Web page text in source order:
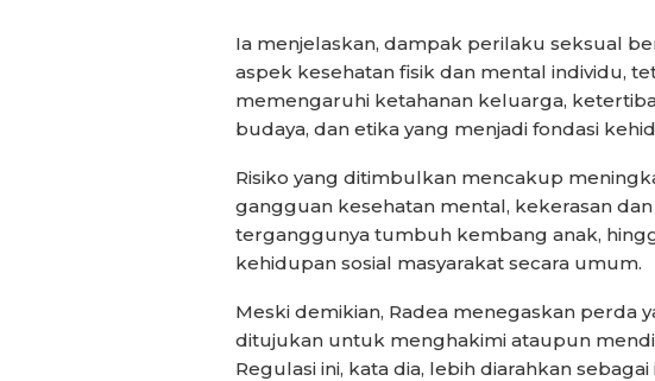
Ia menjelaskan, dampak perilaku seksual
aspek kesehatan fisik dan mental individu,
memengaruhi ketahanan keluarga,
budaya, dan etika yang menjadi fondasi
Risiko yang ditimbulkan mencakup
gangguan kesehatan mental, kekerasan
terganggunya tumbuh kembang anak,
kehidupan sosial masyarakat secara umum.
Meski demikian, Radea menegaskan perda
ditujukan untuk menghakimi ataupun
Regulasi ini, kata dia, lebih diarahkan